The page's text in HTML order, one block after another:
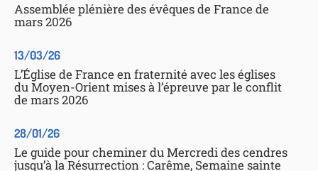
Assemblée plénière des évêques de France de
mars 2026
13/03/26
L’Église de France en fraternité avec les églises
du Moyen-Orient mises à l’épreuve par le conflit
de mars 2026
28/01/26
Le guide pour cheminer du Mercredi des cendres
jusqu’à la Résurrection : Carême, Semaine sainte